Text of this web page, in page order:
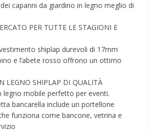
capanni da giardino in legno meglio di
PER TUTTE LE STAGIONI E
shiplap durevoli di 17mm
e l’abete rosso offrono un ottimo
LEGNO SHIPLAP DI QUALITÀ
legno mobile perfetto per eventi.
bancarella include un portellone
funziona come bancone, vetrina e